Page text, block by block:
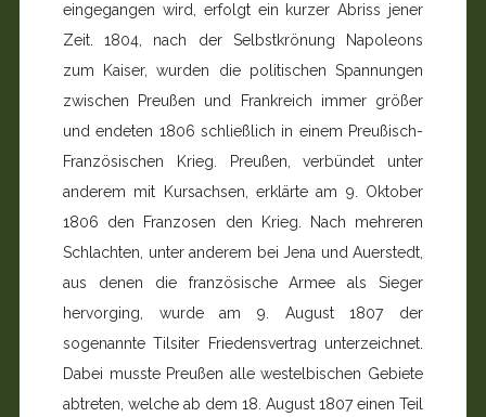
eingegangen wird, erfolgt ein kurzer Abriss jener
Zeit. 1804, nach der Selbstkrönung Napoleons
zum Kaiser, wur­den die politischen Spannungen
zwischen Preußen und Frankreich immer größer
und endeten 1806 schließlich in einem Preußisch-
Französischen Krieg. Preußen, verbündet unter
anderem mit Kursachsen, erklärte am 9. Oktober
1806 den Franzosen den Krieg. Nach mehreren
Schlachten, unter anderem bei Jena und Auerstedt,
aus denen die französi­sche Armee als Sieger
hervorging, wurde am 9. August 1807 der
sogenannte Tilsiter Friedensvertrag unterzeichnet.
Dabei musste Preußen alle westelbischen Gebiete
abtreten, welche ab dem 18. August 1807 einen Teil